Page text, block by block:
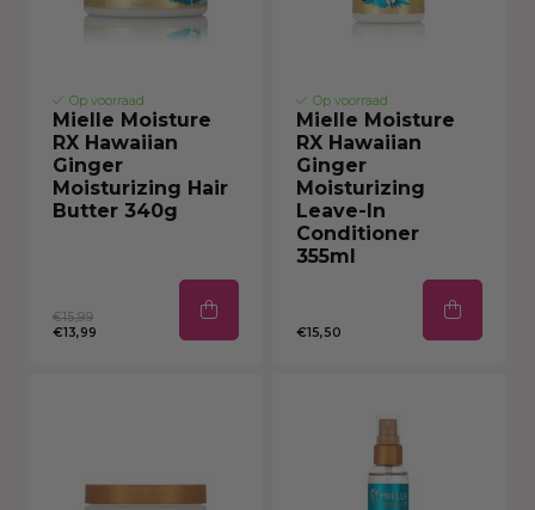
Op voorraad
Mielle Moisture
RX Hawaiian
Ginger
Moisturizing Hair
Butter 340g
€15,99
€13,99
Op voorraad
Mielle Moisture
RX Hawaiian
Ginger
Moisturizing
Leave-In
Conditioner
355ml
€15,50